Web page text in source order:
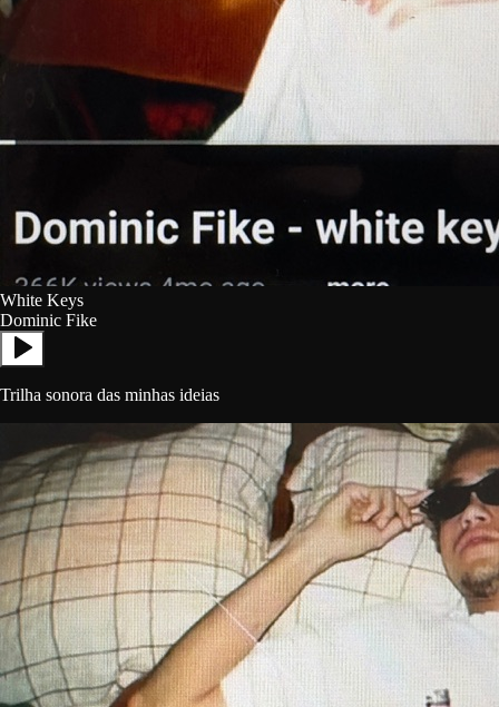
White Keys
Dominic Fike
Trilha sonora das minhas ideias